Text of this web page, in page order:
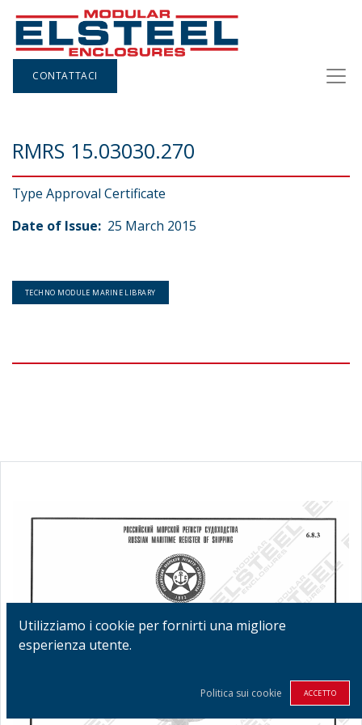
CONTATTACI
RMRS 15.03030.270
Type Approval Certificate
Date of Issue: 25 March 2015
TECHNO MODULE MARINE LIBRARY
Utilizziamo i cookie per fornirti una migliore
esperienza utente.
Politica sui cookie ACCETTO